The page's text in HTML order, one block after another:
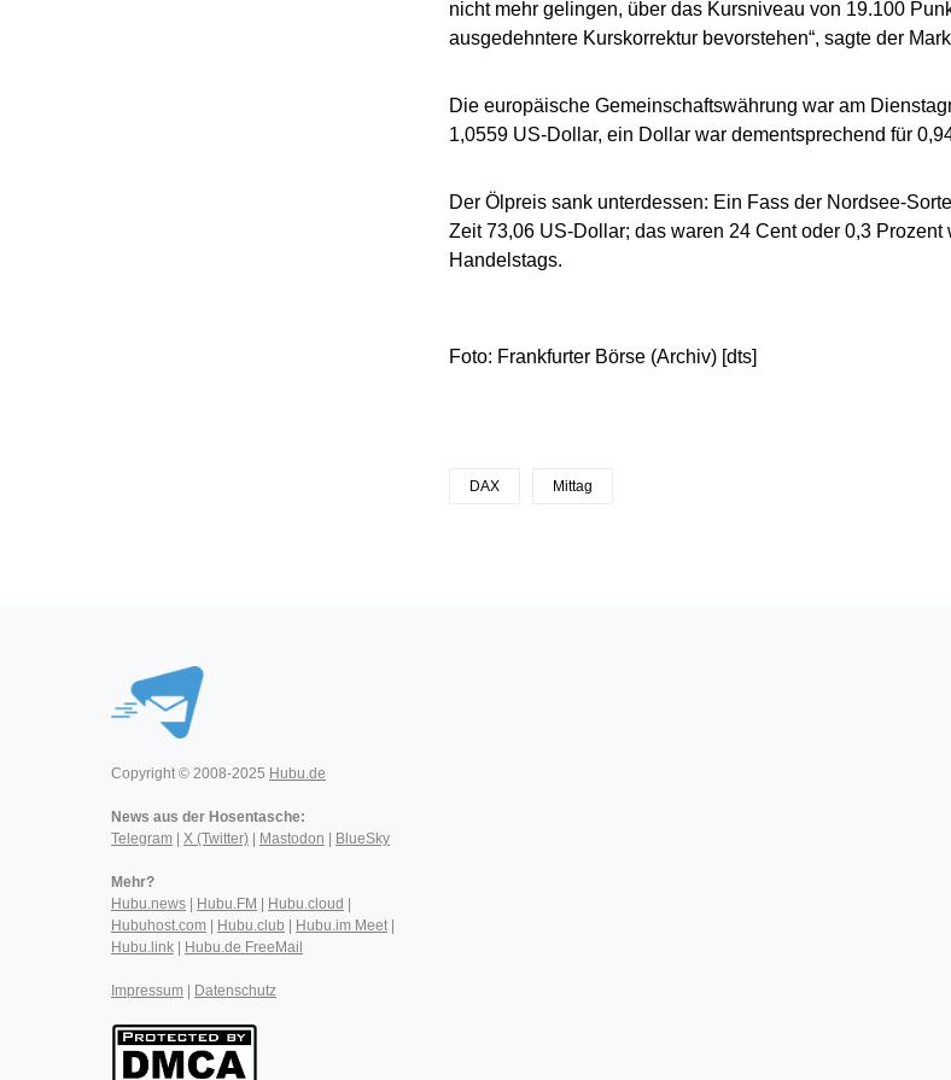
nicht mehr gelingen, über das Kursniveau von 19.100
ausgedehntere Kurskorrektur bevorstehen“, sagte der
Die europäische Gemeinschaftswährung war am
1,0559 US-Dollar, ein Dollar war dementsprechend für
Der Ölpreis sank unterdessen: Ein Fass der Nordsee-
Zeit 73,06 US-Dollar; das waren 24 Cent oder 0,3
Handelstags.
Foto: Frankfurter Börse (Archiv) [dts]
DAX Mittag
Copyright © 2008-2025 Hubu.de
News aus der Hosentasche:
Telegram
X (Twitter) Mastodon BlueSky
Mehr?
Hubu.news
Hubu.FM Hubu.cloud
Hubuhost.com
Hubu.club Hubu.im Meet|
Hubu.link
Hubu.de FreeMail
Impressum Datenschutz